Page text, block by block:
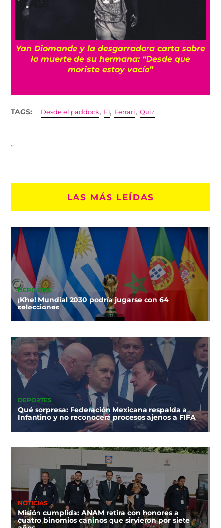
Yan Diomande y la desgarradora carta sobre
la muerte de su hermana: “Desde que
moriste estoy vacío”
TAGS: Desde el paddock, F1, Ferrari,Quiz
LAS MÁS LEÍDAS
DEPORTES
¡Khe! Mundial 2030 podría jugarse con 64
selecciones
DEPORTES
Qué sorpresa: Federación Mexicana respalda a
Infantino y no reconocerá procesos ajenos a FIFA
NOTICIAS
Misión cumplida: ANAM retira con honores a
cuatro binomios caninos que sirvieron por siete